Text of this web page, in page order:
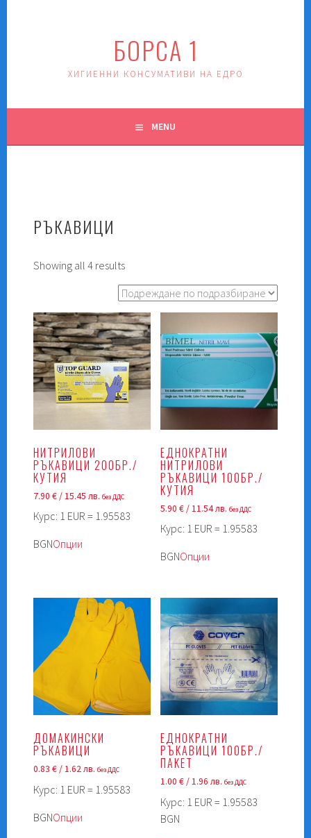
БОРСА 1
ХИГИЕННИ КОНСУМАТИВИ НА ЕДРО
MENU
РЪКАВИЦИ
Showing all 4 results
НИТРИЛОВИ
РЪКАВИЦИ 200БР./
КУТИЯ
7.90€/ 15.45 лв.без ДДС
Курс: 1 EUR = 1.95583
BGNОпции
variants.
The
options
chosen
on
the
product
page
ЕДНОКРАТНИ
НИТРИЛОВИ
РЪКАВИЦИ 100БР./
КУТИЯ
5.90€/ 11.54 лв.без ДДС
Курс: 1 EUR = 1.95583
BGNОпции
multiple
variants.
The
options
may
be
chosen
product
ДОМАКИНСКИ
РЪКАВИЦИ
0.83€/ 1.62 лв.без ДДС
Курс: 1 EUR = 1.95583
BGNОпции
ЕДНОКРАТНИ
РЪКАВИЦИ 100БР./
ПАКЕТ
1.00€/ 1.96 лв.без ДДС
Курс: 1 EUR = 1.95583
BGN